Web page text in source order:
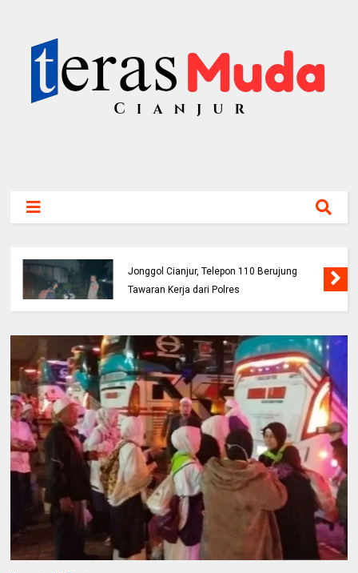
Jonggol Cianjur, Telepon 110 Berujung
Tawaran Kerja dari Polres